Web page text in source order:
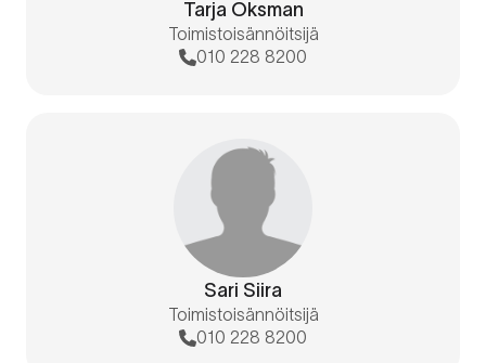
Tarja Oksman
Toimistoisännöitsijä
010 228 8200
Sari Siira
Toimistoisännöitsijä
010 228 8200